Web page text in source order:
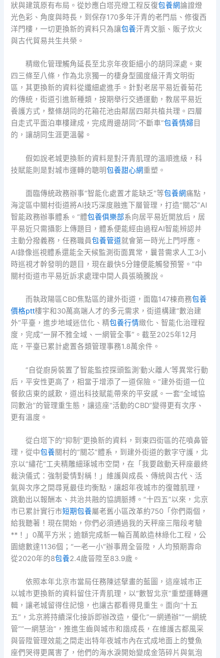
狀與建筑原有布局。從妙應白塔亮燈工程反復包養網論證燈
光色彩、角度與時長，到保存170多年汗青的老門扇、修復西
洋門樓，一切更換新的資料只為讓包養汗青文脈、販子炊火
與古代貿易共生共榮。
精緻化管理觸角延長至北京年夜鉅細小的胡同深處。東
四三條至八條，作為北京獨一的棲身型國度級汗青文明街
區，其更換新的資料從纖細處進手。針對老居平易近養菊花
的傳統，街道引進新種類，按期舉行交通運動，教居平易近
養護方式，整條胡同的花箱花池由鄰居四鄰共植共理。四層
自走式平面泊車樓建成，完成周邊胡同“不斷車”包養情婦 目
的，讓胡同生涯更溫馨。
假如說老城更換新的資料是對汗青肌理的溫順進級，科
技賦能則是對城市運轉的聰明包養甜心網重塑。
面臨傳統政務辦事“智能化處置才能缺乏”等包養網痛點，
海淀區中關村街道將AI技巧深度融進下層管理，打造“關芯”AI
智能政務辦事體系。“體包養俱樂部系向居平易近開放后，居
平易近只需攝影上傳題目，體系便能經由過程AI智能辨認并
主動分撥義務，任務職員包養管道就會第一時光上門呼應。
AI錄像巡視體系還能全天候監測街面異常，曩昔需求人工3小
時巡視才幹發明的題目，現在最快5分鐘便能觸發預警。”中
關村街道市平易近訴求處理中間人員張曉騰說。
而執政陽區CBD焦點區的建外街道，面臨147棟商務包養
價格ptt樓宇和30萬高端人才的多元需求，街道構建“數治建
外”平臺，進步地域迷信化、精包養行情緻化、智能化治理程
度，完成“一屏不雅全域、一網管全事”。截至2025年12月
底，平臺已累計處置各類管理事務1.8萬余件。
“自從廚房裝置了智能監控探頭監測‘動火離人’等異常行動
后，平安性更高了，相當于增添了一道保險。”建外街道一位
餐飲店東的感歎，道出科技賦能帶來的平安感。一套“全域協
同數治”的管理重生態，讓這座“活動的CBD”變得更有次序、
更有溫度。
從白塔下的“抑制”更換新的資料，到東四街區的花噴鼻管
理，從中包養關村的“關芯”體系，到建外街道的數字守護，北
京以“繡花”工夫精雕細琢城市空間，在「我要啟動天秤座最終
裁決儀式：強制愛情對稱！」維護與成長、傳統與古代、活
氣與次序之間尋覓最佳均衡點，讓超年夜城市的復雜肌理，
跳動出以報酬本、共治共融的協調脈搏。“十四五”以來，北京
市已累計實行市短期包養屬老舊小區改革約750「你們兩個，
給我聽著！現在開始，你們必須通過我的天秤座三階段考驗
**！」0萬平方米；逾額完成新一輪百萬畝造林綠化工程，公
園總數達1136個；“一老一小”辦事周全晉陞，人均預期壽命
從2020年的8包養2.4歲晉陞至83.9歲。
依照本年北京市當局任務陳述擘畫的藍圖，這座城市正
以城市更換新的資料留住汗青肌理，以“數智北京”重塑運轉邏
輯，讓老城留得住記憶，也讓古都看得見重生。面向“十五
五”，北京將持續深化接訴即辦改造，優化“一網通辦”“一網統
管”“一網慧治”，推進生齒與城市和諧成長，在維護古都風采
與晉陞管理效能之間走出特年夜城市內在式成地面上的雙魚
座們哭得更厲害了，他們的海水淚開始變成金箔碎片與氣泡